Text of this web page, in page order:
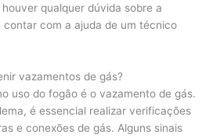
qualquer dúvida sobre a
com a ajuda de um técnico
vazamentos de gás?
uso do fogão é o vazamento de gás.
é essencial realizar verificações
e conexões de gás. Alguns sinais